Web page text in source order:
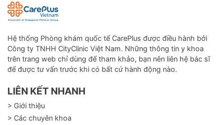
Hệ thống Phòng khám quốc tế CarePlus được điều hành bởi
Công ty TNHH CityClinic Việt Nam. Những thông tin y khoa
trên trang web chỉ dùng để tham khảo, bạn nên liên hệ bác sĩ
để được tư vấn trước khi có bất cứ hành động nào.
LIÊN KẾT NHANH
> Giới thiệu
> Các chuyên khoa